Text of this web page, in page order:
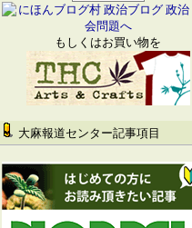
もしくはお買い物を
大麻報道センター記事項目